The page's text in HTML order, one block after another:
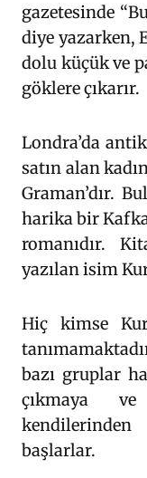
gazetesinde
diye yazarken,
dolu küçük ve
göklere çıkarır.
Londra’da
satın alan
Graman’dır.
harika bir
romanıdır.
yazılan isim
Hiç kimse
bazı gruplar
çıkmaya
başlarlar.